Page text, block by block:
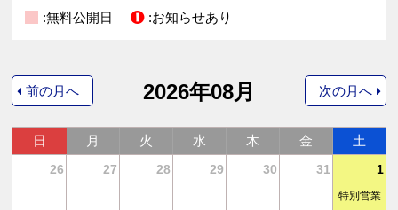
:無料公開日
:お知らせあり
前の月へ 2026年08月
日 月 火 水 木 金 土
26 27 28 29 30 31 1
特別営業
次の月へ